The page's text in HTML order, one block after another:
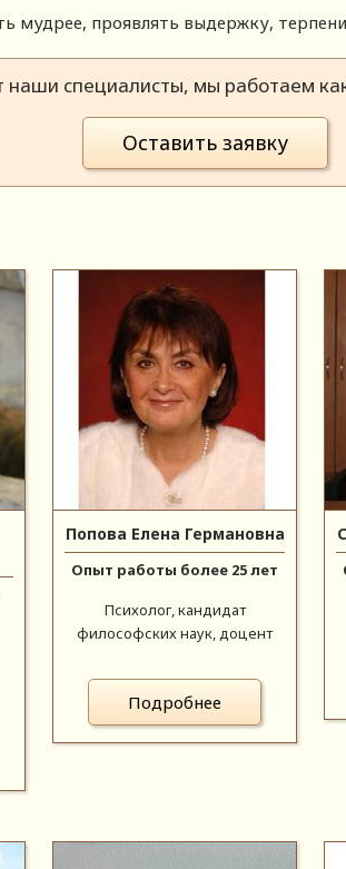
мудрее, проявлять выдержку,
наши специалисты, мы работаем
Оставить заявку
Попова Елена Германовна
Опыт работы более 25 лет
Психолог, кандидат
философских наук, доцент
Подробнее